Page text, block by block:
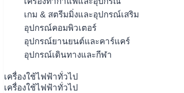
เกม & สตรีมมิ่งและอุปกรณ์เสริม
อุปกรณ์คอมพิวเตอร์
อุปกรณ์ยานยนต์และคาร์แคร์
อุปกรณ์เดินทางและกีฬา
เครื่องใช้ไฟฟ้าทั่วไป
เครื่องใช้ไฟฟ้าทั่วไป